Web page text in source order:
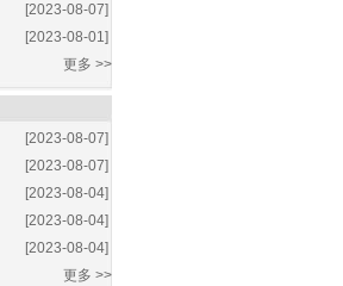
[2023-08-07]
[2023-08-01]
更多 >>
[2023-08-07]
[2023-08-07]
[2023-08-04]
[2023-08-04]
[2023-08-04]
更多 >>